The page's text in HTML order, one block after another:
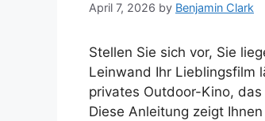
April 7, 2026 by Benjamin Clark
Stellen Sie sich vor, Sie
Leinwand Ihr Lieblingsfilm
privates Outdoor-Kino,
Diese Anleitung zeigt